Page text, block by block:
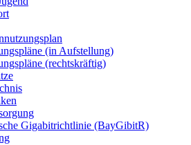
(in Aufstellung)
(rechtskräftig)
Gigabitrichtlinie (BayGibitR)